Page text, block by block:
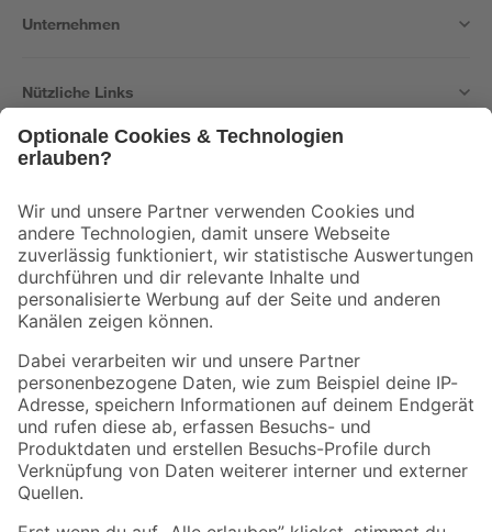
Unternehmen
Nützliche Links
Der toom Newsletter: Keine Angebote und Aktionen mehr verpassen!
Zur Newsletter Anmeldung
Folge uns
Zahlungsarten Versandarten
Sicher einkaufen